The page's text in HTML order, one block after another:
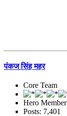
पंकज सिंह महर
Core Team
Hero Member
Posts: 7,401